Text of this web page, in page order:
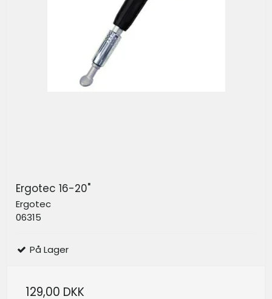
Ergotec 16-20"
Ergotec
06315
På Lager
129,00 DKK